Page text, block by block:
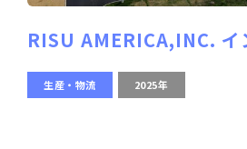
RISU AMERICA,INC. イ
生産・物流 2025年